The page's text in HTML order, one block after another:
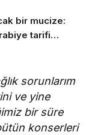
bir mucize:
tarifi…
sorunlarım
ve yine
bir süre
konserleri